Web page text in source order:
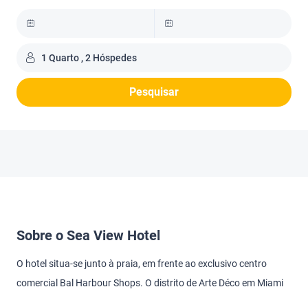
1 Quarto , 2 Hóspedes
Pesquisar
Sobre o Sea View Hotel
O hotel situa-se junto à praia, em frente ao exclusivo centro
comercial Bal Harbour Shops. O distrito de Arte Déco em Miami